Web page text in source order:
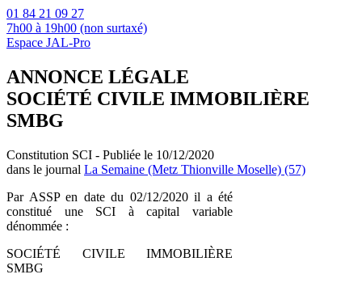
01 84 21 09 27
7h00 à 19h00 (non surtaxé)
Espace JAL-Pro
ANNONCE LÉGALE
SOCIÉTÉ CIVILE IMMOBILIÈRE
SMBG
Constitution SCI - Publiée le 10/12/2020
dans le journal La Semaine (Metz Thionville Moselle) (57)
Par ASSP en date du 02/12/2020 il a été
constitué une SCI à capital variable
dénommée :
SOCIÉTÉ CIVILE IMMOBILIÈRE
SMBG